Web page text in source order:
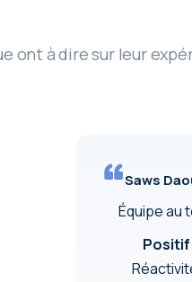
ont à dire sur leur
Saws
Équipe au
Positif